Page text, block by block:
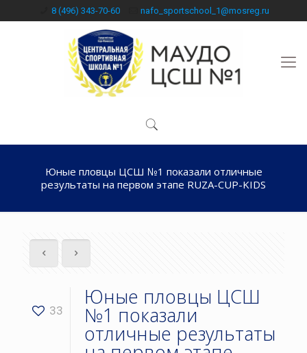
8 (496) 343-70-60 nafo_sportschool_1@mosreg.ru
Юные пловцы ЦСШ №1 показали отличные
результаты на первом этапе RUZA-CUP-KIDS
33
Юные пловцы ЦСШ
№1 показали
отличные результаты